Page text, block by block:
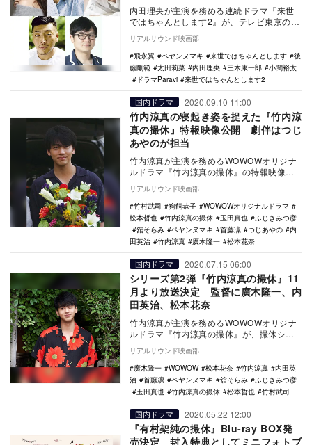
内田理央が主演を務める連続ドラマ『来世
ではちゃんとします2』が、テレビ東京のド
ラマParavi枠にて放送されることが決定し
た。 …
リアルサウンド映画部
飛永翼
ペヤンヌマキ 来世ではちゃんとします
後
藤剛範
太田莉菜 内田理央 三木康一郎
小関裕太
ドラマParavi
来世ではちゃんとします2
国内ドラマ 2020.09.10 11:00
竹内涼真の寝起き姿を捉えた『竹内涼
真の撮休』特報映像公開 劇伴はつじ
あやのが担当
竹内涼真が主演を務めるWOWOWオリジナ
ルドラマ『竹内涼真の撮休』の特報映像が
なっ…
リアルサウンド映画部
竹村武司
狗飼恭子
WOWOWオリジナルドラマ
松本哲也
竹内涼真の撮休 玉田真也
ふじきみつ彦
舘そらみ
ペヤンヌマキ 首藤凜 つじあやの
内
田英治
竹内涼真 廣木隆一 松本花奈
国内ドラマ 2020.07.15 06:00
シリーズ第2弾『竹内涼真の撮休』11
月より放送決定 監督に廣木隆一、内
田英治、松本花奈
竹内涼真が主演を務めるWOWOWオリジナ
ルドラマ『竹内涼真の撮休』が、撮休シリ
ーズ第2弾として11月よりWOWOWプライ
ムで放送…
リアルサウンド映画部
廣木隆一
WOWOW 松本花奈 竹内涼真
内田英
治
首藤凜 ペヤンヌマキ 舘そらみ
ふじきみつ彦
玉田真也
竹内涼真の撮休 松本哲也 竹村武司
国内ドラマ 2020.05.22 12:00
『有村架純の撮休』Blu-ray BOX発
売決定 封入特典としてミニフォトブ